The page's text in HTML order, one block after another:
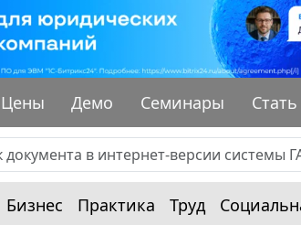
Цены Демо Семинары
Бизнес Практика Труд